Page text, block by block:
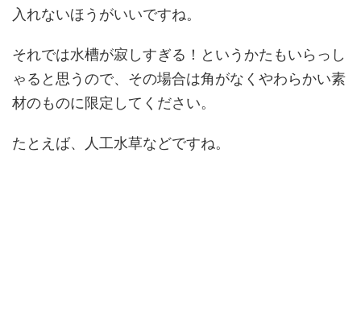
入れないほうがいいですね。
それでは水槽が寂しすぎる！というかたもいらっし
ゃると思うので、その場合は角がなくやわらかい素
材のものに限定してください。
たとえば、人工水草などですね。